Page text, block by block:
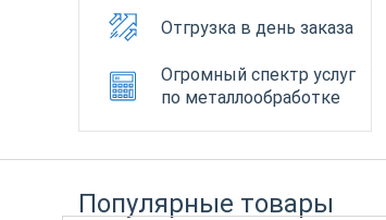
Отгрузка в день заказа
Огромный спектр услуг
по металлообработке
Популярные товары